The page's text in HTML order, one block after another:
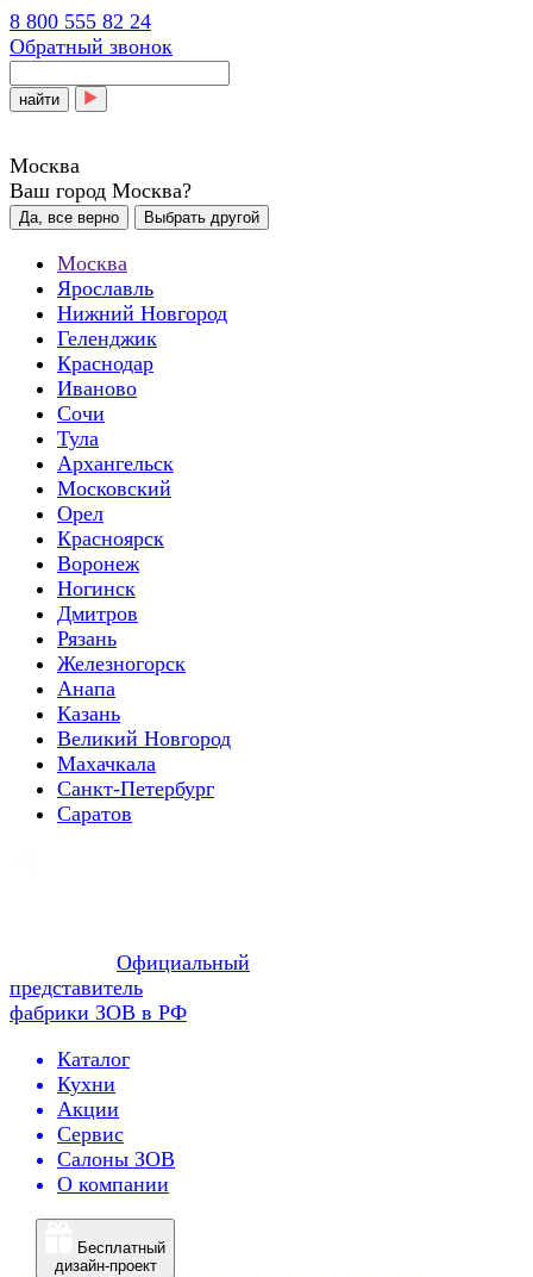
8 800 555 82 24
Обратный звонок
найти
Москва
Ваш город Москва?
Да, все верно Выбрать другой
Москва
Ярославль
Нижний Новгород
Геленджик
Краснодар
Иваново
Сочи
Тула
Архангельск
Московский
Орел
Красноярск
Воронеж
Ногинск
Дмитров
Рязань
Железногорск
Анапа
Казань
Великий Новгород
Махачкала
Санкт-Петербург
Саратов
Официальный
представитель
фабрики ЗОВ в РФ
Каталог
Кухни
Акции
Сервис
Салоны ЗОВ
О компании
Бесплатный
дизайн-проект